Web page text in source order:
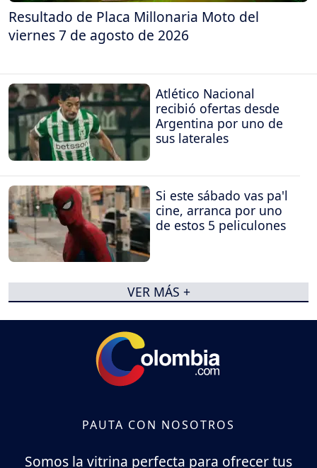
Resultado de Placa Millonaria Moto del
viernes 7 de agosto de 2026
Atlético Nacional
recibió ofertas desde
Argentina por uno de
sus laterales
Si este sábado vas pa'l
cine, arranca por uno
de estos 5 peliculones
VER MÁS +
PAUTA CON NOSOTROS
Somos la vitrina perfecta para ofrecer tus